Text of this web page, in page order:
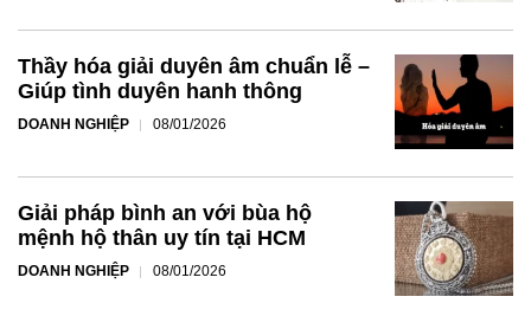
Thầy hóa giải duyên âm chuẩn lễ –
Giúp tình duyên hanh thông
DOANH NGHIỆP 08/01/2026
Giải pháp bình an với bùa hộ
mệnh hộ thân uy tín tại HCM
DOANH NGHIỆP 08/01/2026